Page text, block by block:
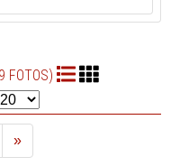
FOTOS)
»
Næste